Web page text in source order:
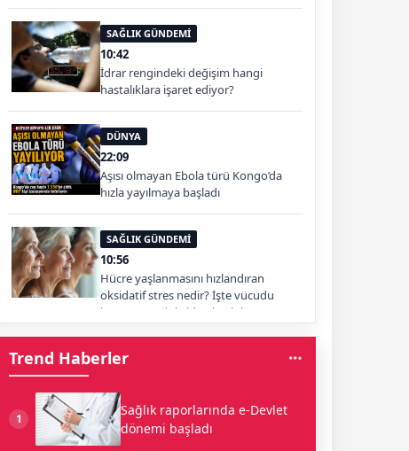
SAĞLIK GÜNDEMİ
10:42
İdrar rengindeki değişim hangi
hastalıklara işaret ediyor?
DÜNYA
22:09
Aşısı olmayan Ebola türü Kongo’da
hızla yayılmaya başladı
SAĞLIK GÜNDEMİ
10:56
Hücre yaşlanmasını hızlandıran
oksidatif stres nedir? İşte vücudu
koruyan antioksidan besinler
Trend Haberler
1
Sağlık raporlarında e-Devlet
dönemi başladı